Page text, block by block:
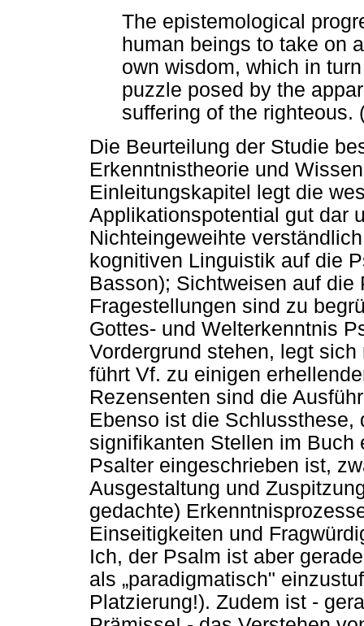
The epistemological
human beings to take on
own wisdom, which in
puzzle posed by the
suffering of the righteous.
Die Beurteilung der Studie
Erkenntnistheorie und
Einleitungskapitel legt die
Applikationspotential gut dar
Nichteingeweihte
kognitiven Linguistik auf die
Basson); Sichtweisen auf
Fragestellungen sind zu
Gottes- und Welterkenntnis
Vordergrund stehen, legt
führt Vf. zu einigen
Rezensenten sind die
Ebenso ist die
signifikanten Stellen im
Psalter eingeschrieben ist,
Ausgestaltung und
gedachte)
Einseitigkeiten und
Ich, der Psalm ist aber
als „paradigmatisch"
Platzierung!). Zudem ist -